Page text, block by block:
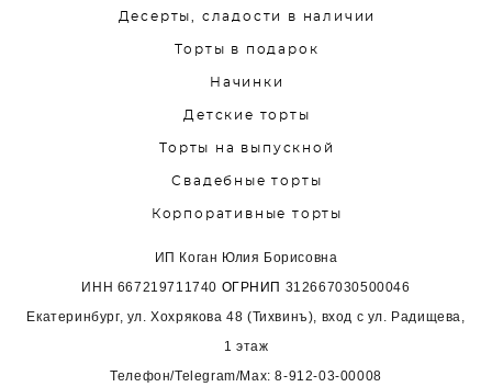
Десерты, сладости в наличии
Торты в подарок
Начинки
Детские торты
Торты на выпускной
Свадебные торты
Корпоративные торты
ИП Коган Юлия Борисовна
ИНН 667219711740 ОГРНИП 312667030500046
Екатеринбург, ул. Хохрякова 48 (Тихвинъ), вход с ул. Радищева,
1 этаж
Телефон/Telegram/Max:8-912-03-00008